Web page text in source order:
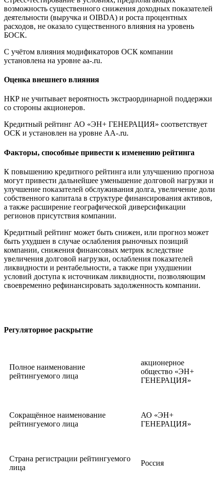
возможность существенного снижения доходных показателей
деятельности (выручка и OIBDA) и роста процентных
расходов, не оказало существенного влияния на уровень
БОСК.
С учётом влияния модификаторов ОСК компании
установлена на уровне aа-.ru.
Оценка внешнего влияния
НКР не учитывает вероятность экстраординарной поддержки
со стороны акционеров.
Кредитный рейтинг АО «ЭН+ ГЕНЕРАЦИЯ» соответствует
ОСК и установлен на уровне AA-.ru.
Факторы, способные привести к изменению рейтинга
К повышению кредитного рейтинга или улучшению прогноза
могут привести дальнейшее уменьшение долговой нагрузки и
улучшение показателей обслуживания долга, увеличение доли
собственного капитала в структуре финансирования активов,
а также расширение географической диверсификации
регионов присутствия компании.
Кредитный рейтинг может быть снижен, или прогноз может
быть ухудшен в случае ослабления рыночных позиций
компании, снижения финансовых метрик вследствие
увеличения долговой нагрузки, ослабления показателей
ликвидности и рентабельности, а также при ухудшении
условий доступа к источникам ликвидности, позволяющим
своевременно рефинансировать задолженность компании.
Регуляторное раскрытие
Полное наименование
рейтингуемого лица
акционерное
общество «ЭН+
ГЕНЕРАЦИЯ»
Сокращённое наименование
рейтингуемого лица
АО «ЭН+
ГЕНЕРАЦИЯ»
Страна регистрации рейтингуемого
лица
Россия